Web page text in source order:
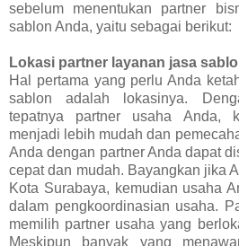
sebelum menentukan partner
sablon Anda, yaitu sebagai berikut:
Lokasi partner layanan jasa
Hal pertama yang perlu Anda
sablon adalah lokasinya.
tepatnya partner usaha Anda,
menjadi lebih mudah dan
Anda dengan partner Anda dapat
cepat dan mudah. Bayangkan jika
Kota Surabaya, kemudian usaha
dalam pengkoordinasian usaha.
memilih partner usaha yang
Meskipun banyak yang